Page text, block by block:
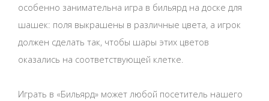
особенно занимательна игра в бильярд на доске для
шашек: поля выкрашены в различные цвета, а игрок
должен сделать так, чтобы шары этих цветов
оказались на соответствующей клетке.
Играть в «Бильярд» может любой посетитель нашего